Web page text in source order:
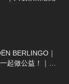
BERLINGO｜
起做公益！｜
短軸五人座